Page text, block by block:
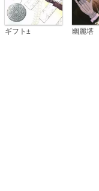
ギフト± 幽麗塔